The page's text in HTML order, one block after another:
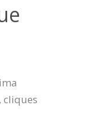
cliques